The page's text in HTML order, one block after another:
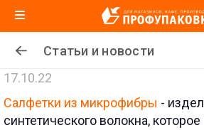
Статьи и новости
17.10.22
Салфетки из микрофибры -
синтетического волокна,